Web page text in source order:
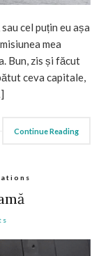
cel puțin eu așa
mea
Bun, zis și făcut
ceva capitale,
Continue Reading